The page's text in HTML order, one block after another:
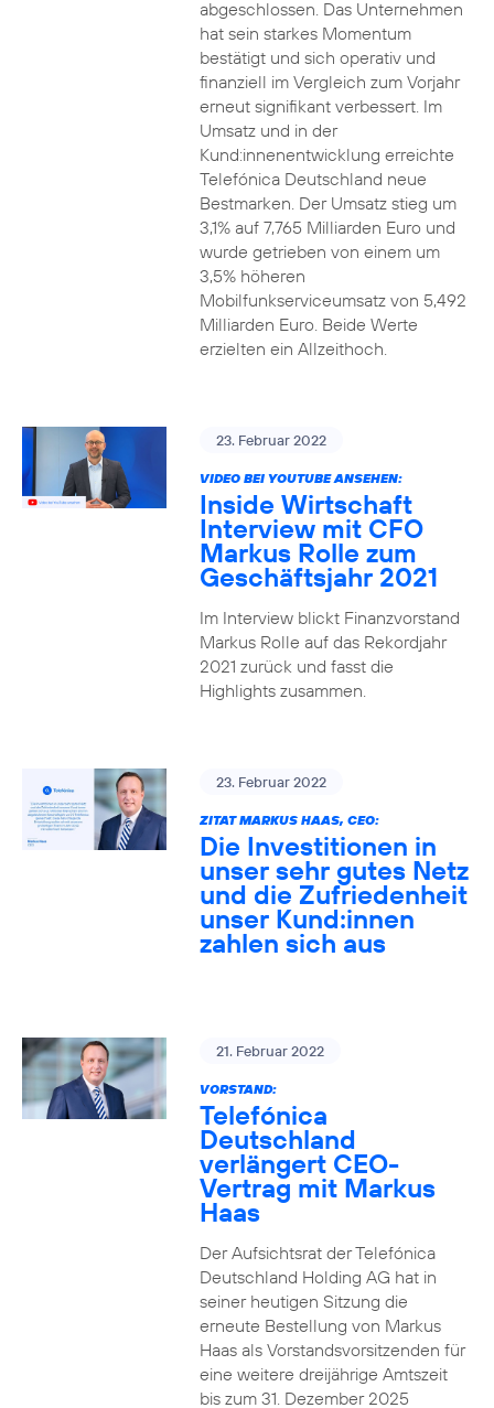
abgeschlossen. Das Unternehmen
hat sein starkes Momentum
bestätigt und sich operativ und
finanziell im Vergleich zum Vorjahr
erneut signifikant verbessert. Im
Umsatz und in der
Kund:innenentwicklung erreichte
Telefónica Deutschland neue
Bestmarken. Der Umsatz stieg um
3,1% auf 7,765 Milliarden Euro und
wurde getrieben von einem um
3,5% höheren
Mobilfunkserviceumsatz von 5,492
Milliarden Euro. Beide Werte
erzielten ein Allzeithoch.
23. Februar 2022
VIDEO BEI YOUTUBE ANSEHEN:
Inside Wirtschaft
Interview mit CFO
Markus Rolle zum
Geschäftsjahr 2021
Im Interview blickt Finanzvorstand
Markus Rolle auf das Rekordjahr
2021 zurück und fasst die
Highlights zusammen.
23. Februar 2022
ZITAT MARKUS HAAS, CEO:
Die Investitionen in
unser sehr gutes Netz
und die Zufriedenheit
unser Kund:innen
zahlen sich aus
21. Februar 2022
VORSTAND:
Telefónica
Deutschland
verlängert CEO-
Vertrag mit Markus
Haas
Der Aufsichtsrat der Telefónica
Deutschland Holding AG hat in
seiner heutigen Sitzung die
erneute Bestellung von Markus
Haas als Vorstandsvorsitzenden für
eine weitere dreijährige Amtszeit
bis zum 31. Dezember 2025